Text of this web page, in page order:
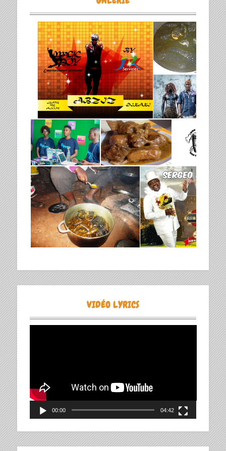
VIDÉO LYRICS
00:00 04:42